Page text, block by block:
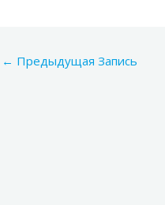
← Предыдущая Запись